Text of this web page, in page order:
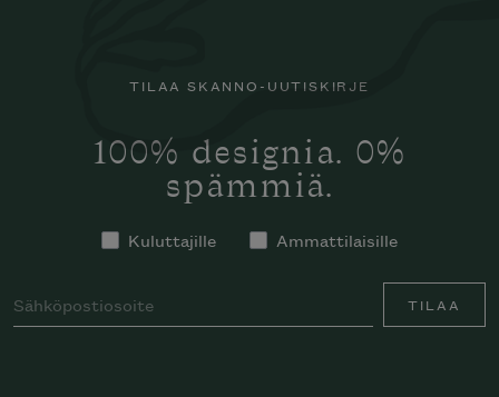
TILAA SKANNO-UUTISKIRJE
100% designia. 0%
spämmiä.
Kuluttajille Ammattilaisille
TILAA